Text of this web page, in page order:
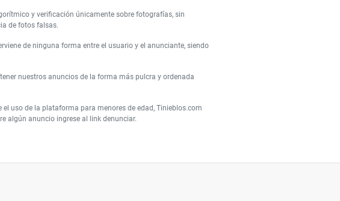
y verificación únicamente sobre fotografías, sin
de fotos falsas.
de ninguna forma entre el usuario y el anunciante, siendo
nuestros anuncios de la forma más pulcra y ordenada
uso de la plataforma para menores de edad, Tinieblos.com
algún anuncio ingrese al link denunciar.